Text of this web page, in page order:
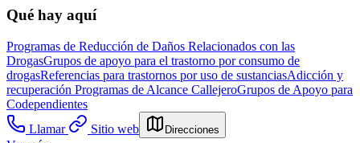
Qué hay aquí
Programas de Reducción de Daños Relacionados con las
DrogasGrupos de apoyo para el trastorno por consumo de
drogasReferencias para trastornos por uso de sustanciasAdicción y
recuperación Programas de Alcance CallejeroGrupos de Apoyo para
Codependientes
Llamar
Sitio web Direcciones